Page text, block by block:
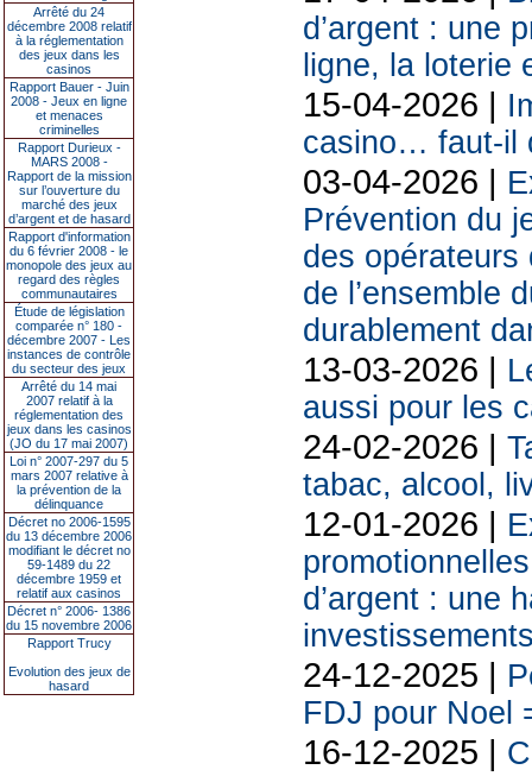
Arrêté du 24
décembre 2008 relatif
à la réglementation
des jeux dans les
casinos
Rapport Bauer - Juin
2008 - Jeux en ligne
et menaces
criminelles
Rapport Durieux -
MARS 2008 -
Rapport de la mission
sur l’ouverture du
marché des jeux
d’argent et de hasard
Rapport d'information
du 6 février 2008 - le
monopole des jeux au
regard des règles
communautaires
Étude de législation
comparée n° 180 -
décembre 2007 - Les
instances de contrôle
du secteur des jeux
Arrêté du 14 mai
2007 relatif à la
réglementation des
jeux dans les casinos
(JO du 17 mai 2007)
Loi n° 2007-297 du 5
mars 2007 relative à
la prévention de la
délinquance
Décret no 2006-1595
du 13 décembre 2006
modifiant le décret no
59-1489 du 22
décembre 1959 et
relatif aux casinos
Décret n° 2006- 1386
du 15 novembre 2006
Rapport Trucy
Evolution des jeux de
hasard
d’argent : une
ligne, la loterie
15-04-2026 |
casino… faut-il
03-04-2026 |
Prévention du
des opérateurs
de l’ensemble
durablement
13-03-2026 |
aussi pour les
24-02-2026 |
tabac, alcool,
12-01-2026 |
d’argent : une
24-12-2025 |
FDJ pour Noel
16-12-2025 |